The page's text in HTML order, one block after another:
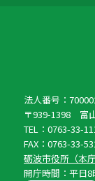
法人番号：
〒939-1398 富
TEL：0763-33-
FAX：0763-33-
砺波市役所（本
開庁時間：平日8